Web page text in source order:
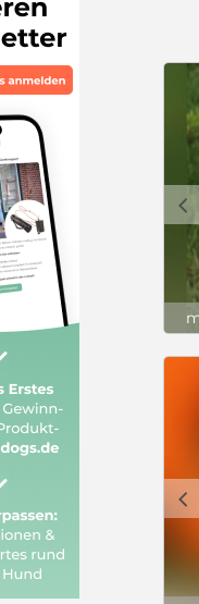
c
c